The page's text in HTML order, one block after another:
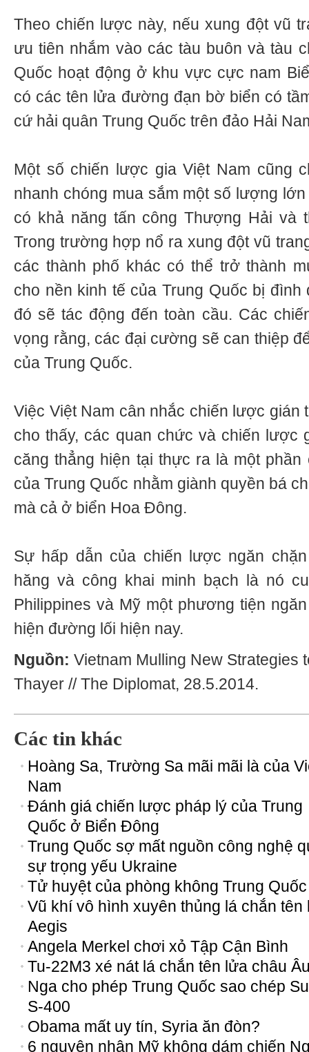
Theo chiến lược này, nếu xung đột vũ
ưu tiên nhắm vào các tàu buôn và tàu
Quốc hoạt động ở khu vực cực nam
có các tên lửa đường đạn bờ biển có
cứ hải quân Trung Quốc trên đảo Hải
Một số chiến lược gia Việt Nam cũng
nhanh chóng mua sắm một số lượng
có khả năng tấn công Thượng Hải và
Trong trường hợp nổ ra xung đột vũ
các thành phố khác có thể trở thành
cho nền kinh tế của Trung Quốc bị
đó sẽ tác động đến toàn cầu. Các
vọng rằng, các đại cường sẽ can thiệp
của Trung Quốc.
Việc Việt Nam cân nhắc chiến lược gián
cho thấy, các quan chức và chiến lược
căng thẳng hiện tại thực ra là một
của Trung Quốc nhằm giành quyền bá
mà cả ở biển Hoa Đông.
Sự hấp dẫn của chiến lược ngăn
hăng và công khai minh bạch là nó
Philippines và Mỹ một phương tiện
hiện đường lối hiện nay.
Nguồn: Vietnam Mulling New Strategies
Thayer // The Diplomat, 28.5.2014.
Các tin khác
Hoàng Sa, Trường Sa mãi mãi là của
Nam
Đánh giá chiến lược pháp lý của Trung
Quốc ở Biển Đông
Trung Quốc sợ mất nguồn công nghệ
sự trọng yếu Ukraine
Tử huyệt của phòng không Trung Quốc
Vũ khí vô hình xuyên thủng lá chắn tên
Aegis
Angela Merkel chơi xỏ Tập Cận Bình
Tu-22M3 xé nát lá chắn tên lửa châu
Nga cho phép Trung Quốc sao chép
S-400
Obama mất uy tín, Syria ăn đòn?
6 nguyên nhân Mỹ không dám chiến